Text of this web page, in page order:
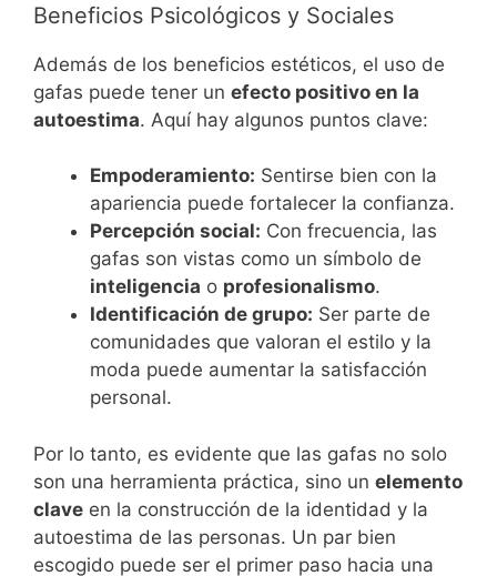
Beneficios Psicológicos y Sociales
Además de los beneficios estéticos, el uso de
gafas puede tener un efecto positivo en la
autoestima. Aquí hay algunos puntos clave:
Empoderamiento: Sentirse bien con la
apariencia puede fortalecer la confianza.
Percepción social: Con frecuencia, las
gafas son vistas como un símbolo de
inteligencia o profesionalismo.
Identificación de grupo: Ser parte de
comunidades que valoran el estilo y la
moda puede aumentar la satisfacción
personal.
Por lo tanto, es evidente que las gafas no solo
son una herramienta práctica, sino un elemento
clave en la construcción de la identidad y la
autoestima de las personas. Un par bien
escogido puede ser el primer paso hacia una